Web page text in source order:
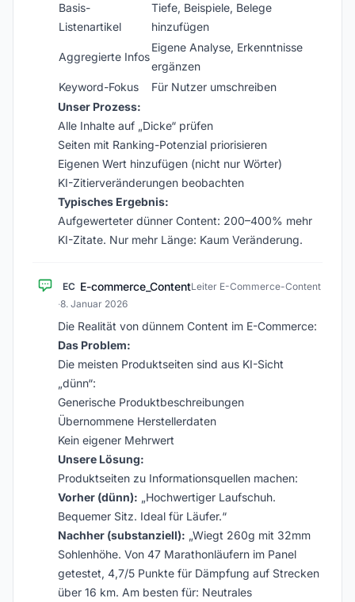
Basis-
Listenartikel
Tiefe, Beispiele, Belege
hinzufügen
Aggregierte Infos
Eigene Analyse, Erkenntnisse
ergänzen
Keyword-Fokus
Für Nutzer umschreiben
Unser Prozess:
Alle Inhalte auf „Dicke“ prüfen
Seiten mit Ranking-Potenzial priorisieren
Eigenen Wert hinzufügen (nicht nur Wörter)
KI-Zitierveränderungen beobachten
Typisches Ergebnis:
Aufgewerteter dünner Content: 200–400% mehr
KI-Zitate. Nur mehr Länge: Kaum Veränderung.
EC E-commerce_ContentLeiter E-Commerce-Content
·8. Januar 2026
Die Realität von dünnem Content im E-Commerce:
Das Problem:
Die meisten Produktseiten sind aus KI-Sicht
„dünn“:
Generische Produktbeschreibungen
Übernommene Herstellerdaten
Kein eigener Mehrwert
Unsere Lösung:
Produktseiten zu Informationsquellen machen:
Vorher (dünn): „Hochwertiger Laufschuh.
Bequemer Sitz. Ideal für Läufer.“
Nachher (substanziell): „Wiegt 260g mit 32mm
Sohlenhöhe. Von 47 Marathonläufern im Panel
getestet, 4,7/5 Punkte für Dämpfung auf Strecken
über 16 km. Am besten für: Neutrales